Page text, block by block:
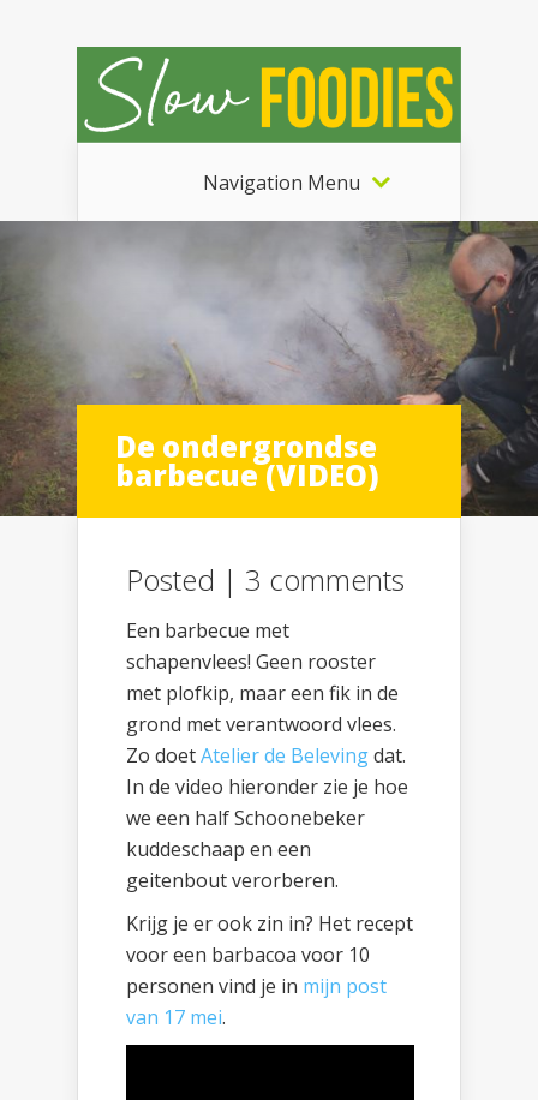
Navigation Menu
De ondergrondse
barbecue (VIDEO)
Posted | 3 comments
Een barbecue met
schapenvlees! Geen rooster
met plofkip, maar een fik in de
grond met verantwoord vlees.
Zo doetAtelier de Belevingdat.
In de video hieronder zie je hoe
we een half Schoonebeker
kuddeschaap en een
geitenbout verorberen.
Krijg je er ook zin in? Het recept
voor een barbacoa voor 10
personen vind je in mijn post
van 17 mei.